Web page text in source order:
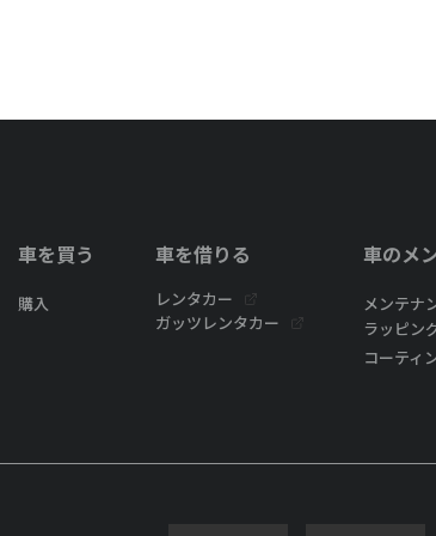
車を買う
購入
車を借りる
レンタカー
ガッツレンタカー
車のメ
メンテナ
ラッピン
コーティ